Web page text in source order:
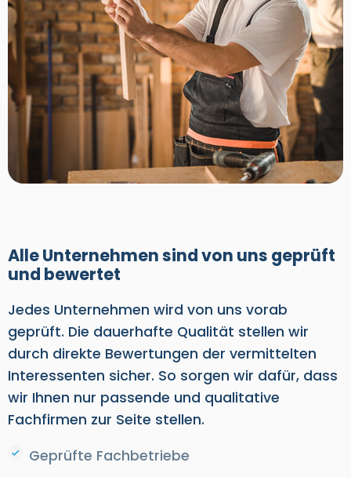
Alle Unternehmen sind von uns geprüft
und bewertet
Jedes Unternehmen wird von uns vorab
geprüft. Die dauerhafte Qualität stellen wir
durch direkte Bewertungen der vermittelten
Interessenten sicher. So sorgen wir dafür, dass
wir Ihnen nur passende und qualitative
Fachfirmen zur Seite stellen.
Geprüfte Fachbetriebe